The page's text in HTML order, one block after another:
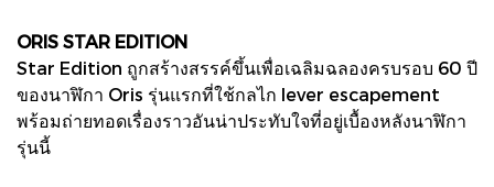
ORIS STAR EDITION
Star Edition ถูกสร้างสรรค์ขึ้นเพื่อเฉลิมฉลองครบรอบ 60 ปี
ของนาฬิกา Oris รุ่นแรกที่ใช้กลไก lever escapement
พร้อมถ่ายทอดเรื่องราวอันน่าประทับใจที่อยู่เบื้องหลังนาฬิกา
รุ่นนี้